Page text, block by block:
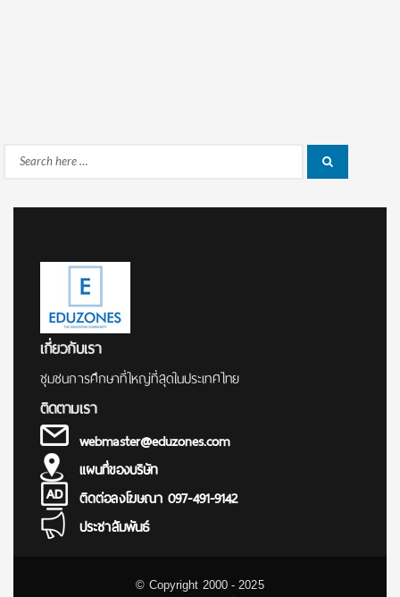
Search
เกี่ยวกับเรา
ชุมชนการศึกษาที่ใหญ่ที่สุดในประเทศไทย
ติดตามเรา
webmaster@eduzones.com
แผนที่ของบริษัท
ติดต่อลงโฆษณา 097-491-9142
ประชาสัมพันธ์
© Copyright 2000 - 2025